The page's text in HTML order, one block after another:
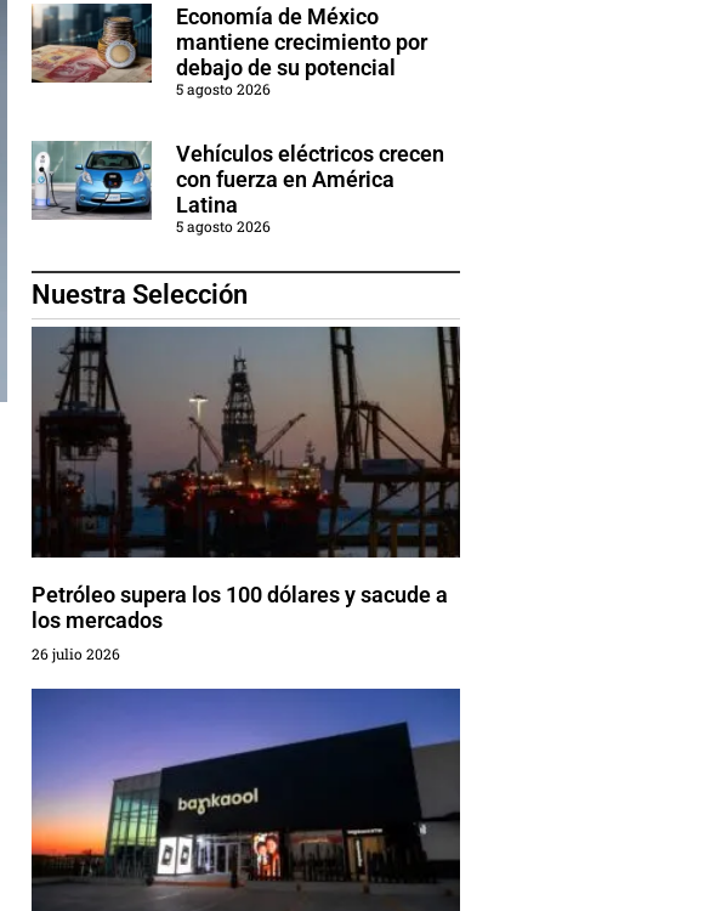
Economía de México
mantiene crecimiento por
debajo de su potencial
5 agosto 2026
Vehículos eléctricos crecen
con fuerza en América
Latina
5 agosto 2026
Nuestra Selección
Petróleo supera los 100 dólares y sacude a
los mercados
26 julio 2026